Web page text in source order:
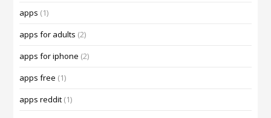
apps (1)
apps for adults (2)
apps for iphone (2)
apps free (1)
apps reddit (1)